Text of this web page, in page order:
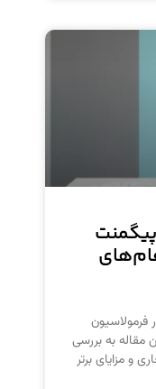
فرمولاسیون
مقاله به بررسی
و مزایای برتر